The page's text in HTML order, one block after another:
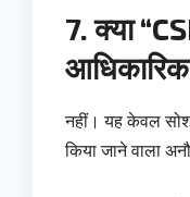
7. क्या
नहीं। यह केवल
किया जाने वाला